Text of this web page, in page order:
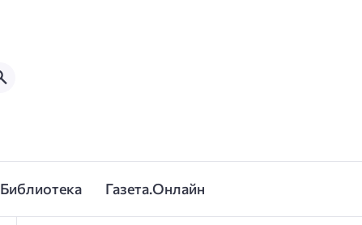
Библиотека Газета.Онлайн